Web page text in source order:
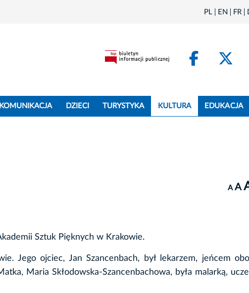
PL EN FR
KOMUNIKACJA DZIECI TURYSTYKA KULTURA EDUKACJA
A A
Sztuk Pięknych w Krakowie.
Jego ojciec, Jan Szancenbach, był lekarzem, jeńcem
Maria Skłodowska-Szancenbachowa, była malarką,